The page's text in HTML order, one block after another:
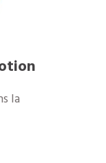
la